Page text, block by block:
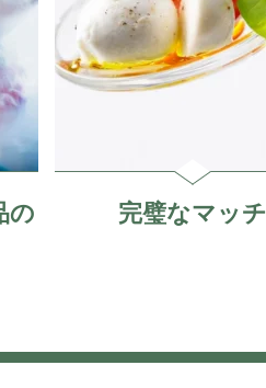
の
完璧なマッチ